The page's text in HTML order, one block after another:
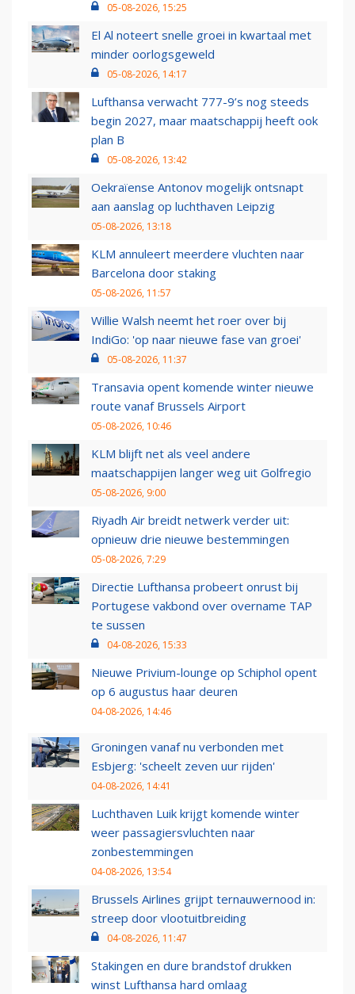
05-08-2026, 15:25
El Al noteert snelle groei in kwartaal met
minder oorlogsgeweld
05-08-2026, 14:17
Lufthansa verwacht 777-9’s nog steeds
begin 2027, maar maatschappij heeft ook
plan B
05-08-2026, 13:42
Oekraïense Antonov mogelijk ontsnapt
aan aanslag op luchthaven Leipzig
05-08-2026, 13:18
KLM annuleert meerdere vluchten naar
Barcelona door staking
05-08-2026, 11:57
Willie Walsh neemt het roer over bij
IndiGo: 'op naar nieuwe fase van groei'
05-08-2026, 11:37
Transavia opent komende winter nieuwe
route vanaf Brussels Airport
05-08-2026, 10:46
KLM blijft net als veel andere
maatschappijen langer weg uit Golfregio
05-08-2026, 9:00
Riyadh Air breidt netwerk verder uit:
opnieuw drie nieuwe bestemmingen
05-08-2026, 7:29
Directie Lufthansa probeert onrust bij
Portugese vakbond over overname TAP
te sussen
04-08-2026, 15:33
Nieuwe Privium-lounge op Schiphol opent
op 6 augustus haar deuren
04-08-2026, 14:46
Groningen vanaf nu verbonden met
Esbjerg: 'scheelt zeven uur rijden'
04-08-2026, 14:41
Luchthaven Luik krijgt komende winter
weer passagiersvluchten naar
zonbestemmingen
04-08-2026, 13:54
Brussels Airlines grijpt ternauwernood in:
streep door vlootuitbreiding
04-08-2026, 11:47
Stakingen en dure brandstof drukken
winst Lufthansa hard omlaag